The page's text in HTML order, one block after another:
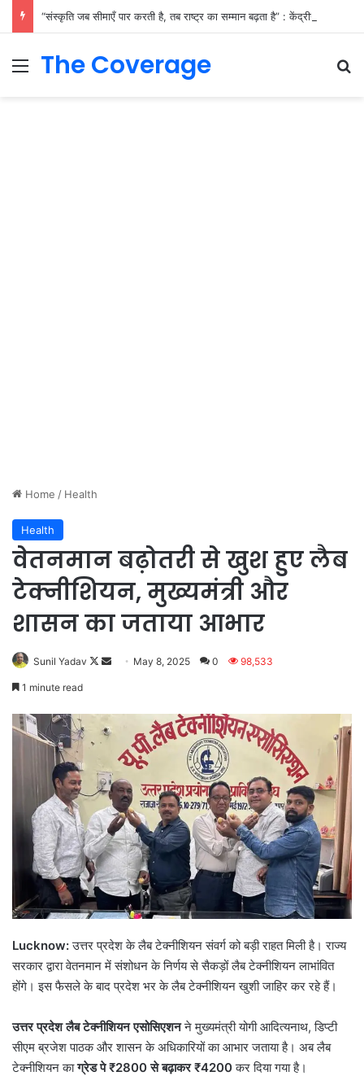
Menu
The Coverage
Home / Health
Health
वेतनमान बढ़ोतरी से खुश हुए लैब
टेक्नीशियन, मुख्यमंत्री और
शासन का जताया आभार
Sunil Yadav
F
o
o
n
e
m
a
i
l
May 8, 2025 0 98,533
1 minute read
Lucknow:उत्तर प्रदेश के लैब टेक्नीशियन संवर्ग को बड़ी राहत मिली है। राज्य
सरकार द्वारा वेतनमान में संशोधन के निर्णय से सैकड़ों लैब टेक्नीशियन लाभांवित
होंगे। इस फैसले के बाद प्रदेश भर के लैब टेक्नीशियन खुशी जाहिर कर रहे हैं।
उत्तर प्रदेश लैब टेक्नीशियन एसोसिएशनने मुख्यमंत्री योगी आदित्यनाथ, डिप्टी
सीएम ब्रजेश पाठक और शासन के अधिकारियों का आभार जताया है। अब लैब
टेक्नीशियन काग्रेड पे ₹2800 से बढ़ाकर ₹4200कर दिया गया है।